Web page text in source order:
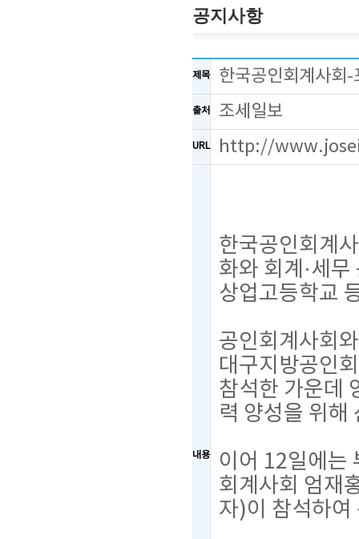
공지사항
제목 한국공인회계사회
출처 조세일보
URL http://
내용
한국공인회계
화와 회계·세
상업고등학교
공인회계사회
대구지방공인
참석한 가운데
력 양성을 위해
이어 12일에는
회계사회 엄재
자)이 참석하